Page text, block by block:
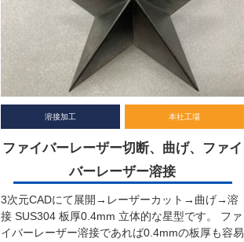
溶接加工 本社工場
ファイバーレーザー切断、曲げ、ファイ
バーレーザー溶接
3次元CADにて展開→レーザーカット→曲げ→溶
接 SUS304 板厚0.4mm 立体的な星型です。 ファ
イバーレーザー溶接であれば0.4mmの板厚も容易